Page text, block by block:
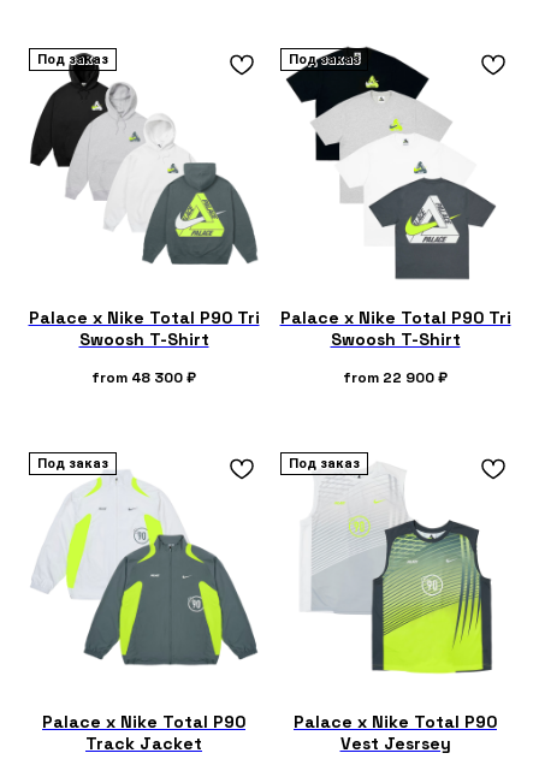
Под заказ
Palace x Nike Total P90 Tri
Swoosh T-Shirt
from 48 300₽
Под заказ
Palace x Nike Total P90 Tri
Swoosh T-Shirt
from 22 900₽
Под заказ
Palace x Nike Total P90
Track Jacket
Под заказ
Palace x Nike Total P90
Vest Jesrsey